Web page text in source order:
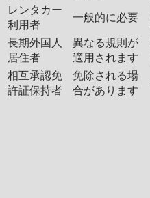
レンタカー
利用者
一般的に必要
長期外国人
居住者
異なる規則が
適用されます
相互承認免
許証保持者
免除される場
合があります